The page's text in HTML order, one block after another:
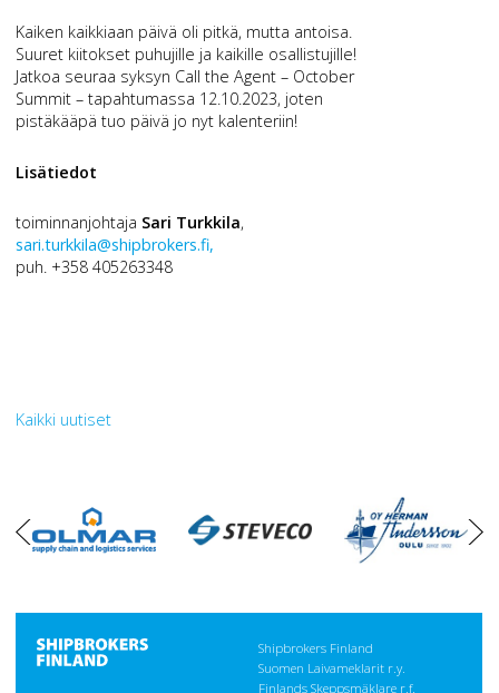
Kaiken kaikkiaan päivä oli pitkä, mutta antoisa.
Suuret kiitokset puhujille ja kaikille osallistujille!
Jatkoa seuraa syksyn Call the Agent – October
Summit – tapahtumassa 12.10.2023, joten
pistäkääpä tuo päivä jo nyt kalenteriin!
Lisätiedot
toiminnanjohtaja Sari Turkkila,
sari.turkkila@shipbrokers.fi,
puh. +358 405263348
Kaikki uutiset
vasen
oikea
Shipbrokers Finland
Suomen Laivameklarit r.y.
Finlands Skeppsmäklare r.f.